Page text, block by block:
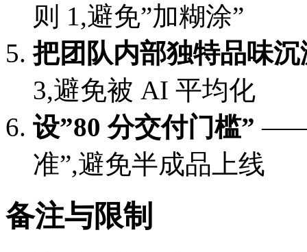
则 1,避免”加糊涂”
把团队内部独特品味
3,避免被 AI 平均化
设”80 分交付门槛” ——
准”,避免半成品上线
备注与限制